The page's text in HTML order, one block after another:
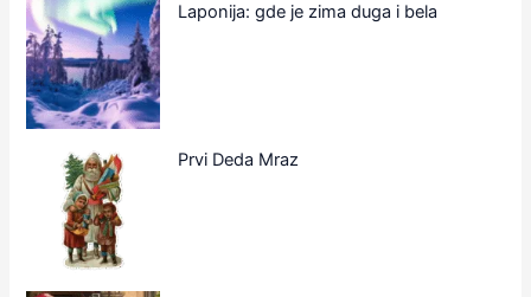
Laponija: gde je zima duga i bela
Prvi Deda Mraz